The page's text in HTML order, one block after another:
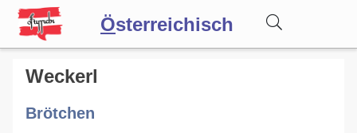
Österreichisch
Wörterbuch
Forum
Weckerl
Brötchen